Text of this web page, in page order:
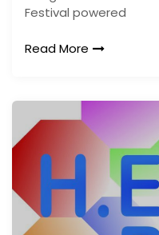
Festival powered
Read More